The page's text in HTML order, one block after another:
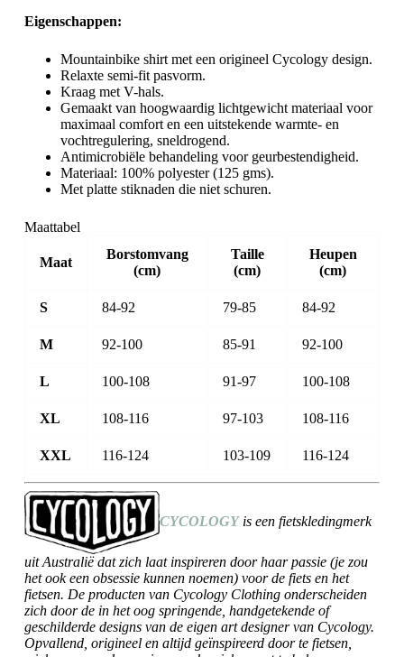
Eigenschappen:
Mountainbike shirt met een origineel Cycology design.
Relaxte semi-fit pasvorm.
Kraag met V-hals.
Gemaakt van hoogwaardig lichtgewicht materiaal voor
maximaal comfort en een uitstekende warmte- en
vochtregulering, sneldrogend.
Antimicrobiële behandeling voor geurbestendigheid.
Materiaal: 100% polyester (125 gms).
Met platte stiknaden die niet schuren.
Maattabel
Maat
Borstomvang
(cm)
Taille
(cm)
Heupen
(cm)
S 84-92 79-85 84-92
M 92-100 85-91 92-100
L 100-108 91-97 100-108
XL 108-116 97-103 108-116
XXL 116-124 103-109 116-124
CYCOLOGYis een fietskledingmerk
uit Australië dat zich laat inspireren door haar passie (je zou
het ook een obsessie kunnen noemen) voor de fiets en het
fietsen. De producten van Cycology Clothing onderscheiden
zich door de in het oog springende, handgetekende of
geschilderde designs van de eigen art designer van Cycology.
Opvallend, origineel en altijd geïnspireerd door te fietsen,